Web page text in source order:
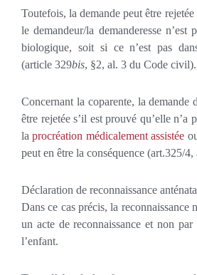
Toutefois, la demande peut être
le demandeur/la demanderesse
biologique, soit si ce n’est pas
(article 329bis, §2, al. 3 du Code civil).
Concernant la coparente, la demande
être rejetée s’il est prouvé qu’elle n’a
la procréation médicalement assistée
peut en être la conséquence (art.325/
Déclaration de reconnaissance
Dans ce cas précis, la reconnaissance
un acte de reconnaissance et non par
l’enfant.